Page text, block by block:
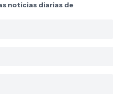
noticias diarias de